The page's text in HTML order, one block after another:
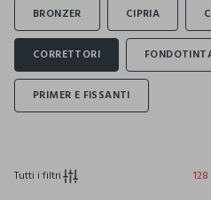
Tutti i filtri 128